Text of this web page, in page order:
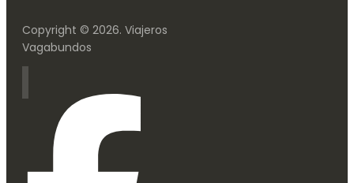
Copyright © 2026. Viajeros
Vagabundos